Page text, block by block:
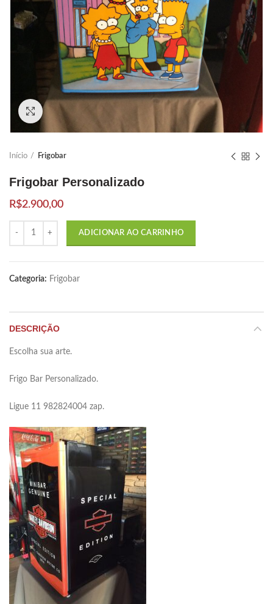
Click to enlarge
Início Frigobar
Frigobar Personalizado
R$2.900,00
Quantidade
ADICIONAR AO CARRINHO
Categoria: Frigobar
DESCRIÇÃO
Escolha sua arte.
Frigo Bar Personalizado.
Ligue 11 982824004 zap.